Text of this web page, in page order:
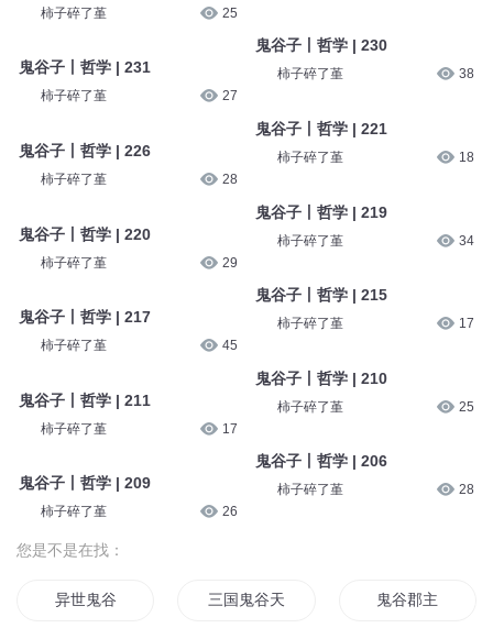
柿子碎了堇 25
鬼谷子丨哲学 | 231
柿子碎了堇 27
鬼谷子丨哲学 | 226
柿子碎了堇 28
鬼谷子丨哲学 | 220
柿子碎了堇 29
鬼谷子丨哲学 | 217
柿子碎了堇 45
鬼谷子丨哲学 | 211
柿子碎了堇 17
鬼谷子丨哲学 | 209
柿子碎了堇 26
鬼谷子丨哲学 | 230
柿子碎了堇 38
鬼谷子丨哲学 | 221
柿子碎了堇 18
鬼谷子丨哲学 | 219
柿子碎了堇 34
鬼谷子丨哲学 | 215
柿子碎了堇 17
鬼谷子丨哲学 | 210
柿子碎了堇 25
鬼谷子丨哲学 | 206
柿子碎了堇 28
您是不是在找：
异世鬼谷 三国鬼谷天下 鬼谷郡主